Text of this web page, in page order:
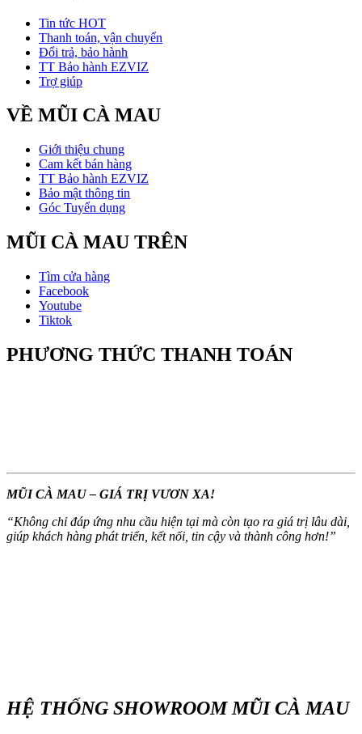
Tin tức HOT
Thanh toán, vận chuyển
Đổi trả, bảo hành
TT Bảo hành EZVIZ
Trợ giúp
VỀ MŨI CÀ MAU
Giới thiệu chung
Cam kết bán hàng
TT Bảo hành EZVIZ
Bảo mật thông tin
Góc Tuyển dụng
MŨI CÀ MAU TRÊN
Tìm cửa hàng
Facebook
Youtube
Tiktok
PHƯƠNG THỨC THANH TOÁN
MŨI CÀ MAU – GIÁ TRỊ VƯƠN XA!
“Không chỉ đáp ứng nhu cầu hiện tại mà còn tạo ra giá trị lâu dài,
giúp khách hàng phát triển, kết nối, tin cậy và thành công hơn!”
HỆ THỐNG SHOWROOM MŨI CÀ MAU